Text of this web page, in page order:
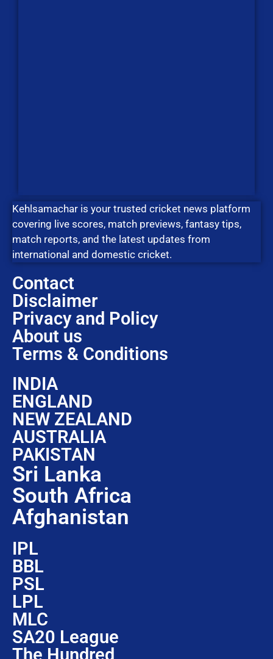
Kehlsamachar is your trusted cricket news platform
covering live scores, match previews, fantasy tips,
match reports, and the latest updates from
international and domestic cricket.
Contact
Disclaimer
Privacy and Policy
About us
Terms & Conditions
INDIA
ENGLAND
NEW ZEALAND
AUSTRALIA
PAKISTAN
Sri Lanka
South Africa
Afghanistan
IPL
BBL
PSL
LPL
MLC
SA20 League
The Hundred